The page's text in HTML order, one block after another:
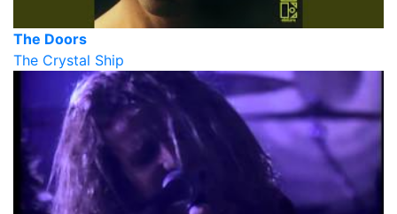
The Doors
The Crystal Ship